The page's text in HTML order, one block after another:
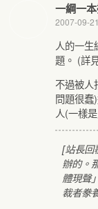
一綱一
2007-09-21
人的一
題。 (詳
不過被人
問題很蠢
人(一樣
[站長回
辦的。
體現聲
裁者豢